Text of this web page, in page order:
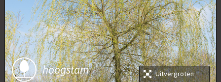
Uitvergroten
hoogstam